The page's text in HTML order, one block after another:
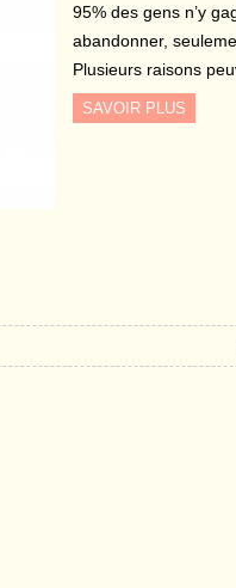
95% des gens n’y
abandonner,
Plusieurs raisons
SAVOIR PLUS